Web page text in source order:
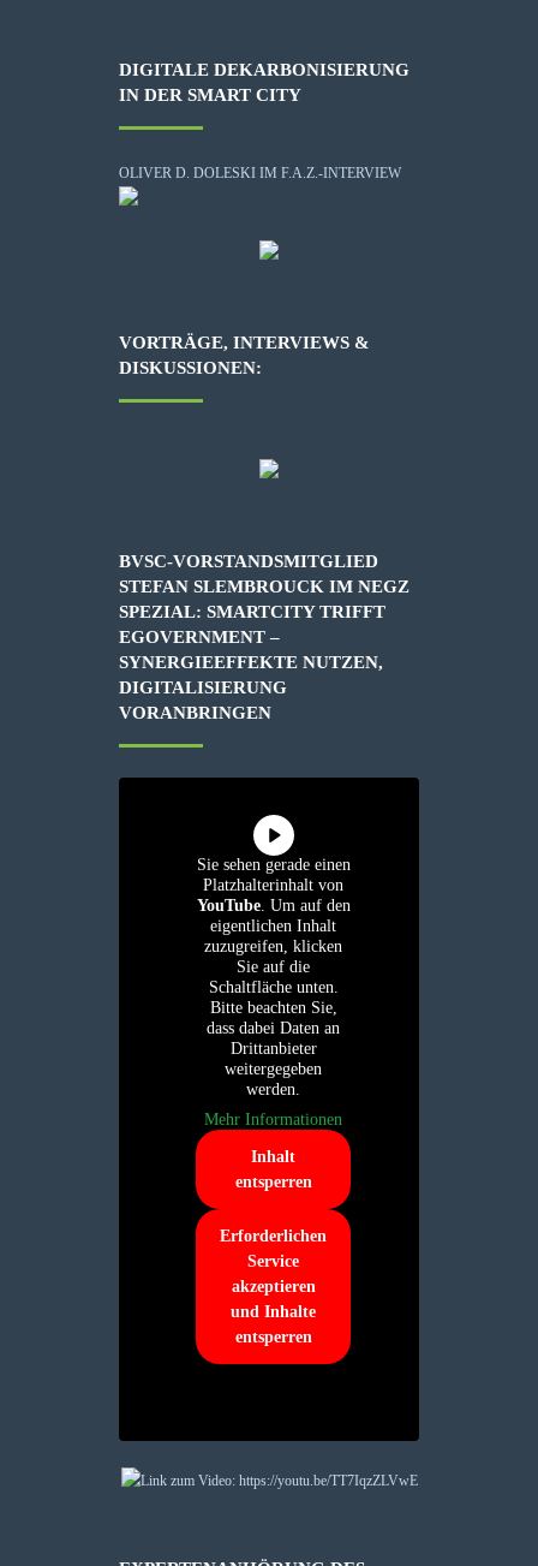
DIGITALE DEKARBONISIERUNG
IN DER SMART CITY
OLIVER D. DOLESKI IM F.A.Z.-INTERVIEW
VORTRÄGE, INTERVIEWS &
DISKUSSIONEN:
BVSC-VORSTANDSMITGLIED
STEFAN SLEMBROUCK IM NEGZ
SPEZIAL: SMARTCITY TRIFFT
EGOVERNMENT –
SYNERGIEEFFEKTE NUTZEN,
DIGITALISIERUNG
VORANBRINGEN
Sie sehen gerade einen
Platzhalterinhalt von
YouTube. Um auf den
eigentlichen Inhalt
zuzugreifen, klicken
Sie auf die
Schaltfläche unten.
Bitte beachten Sie,
dass dabei Daten an
Drittanbieter
weitergegeben
werden.
Mehr Informationen
Inhalt
entsperren
Erforderlichen
Service
akzeptieren
und Inhalte
entsperren